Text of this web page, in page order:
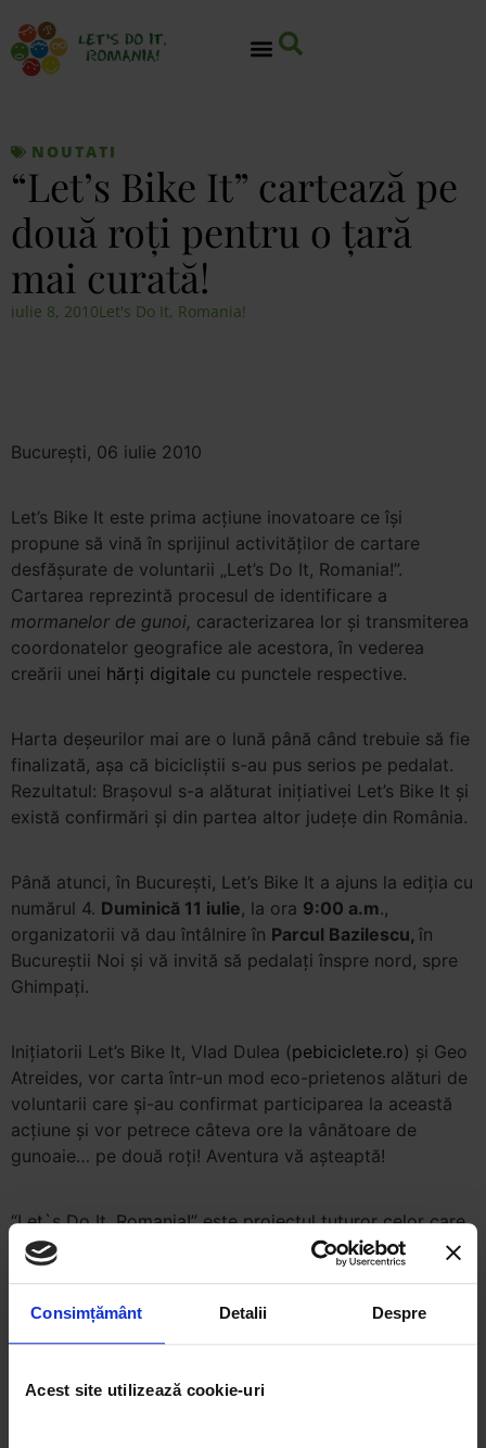
Consimțământ Detalii Despre
Acest site utilizează cookie-uri
NOUTATI
“Let’s Bike It” cartează pe
două roţi pentru o ţară
mai curată!
iulie 8, 2010Let's Do It, Romania!
Bucureşti, 06 iulie 2010
Let’s Bike It este prima acţiune inovatoare ce îşi
propune să vină în sprijinul activităţilor de cartare
desfăşurate de voluntarii „Let’s Do It, Romania!”.
Cartarea reprezintă procesul de identificare a
mormanelor de gunoi, caracterizarea lor şi transmiterea
coordonatelor geografice ale acestora, în vederea
creării unei hărţi digitale cu punctele respective.
Harta deşeurilor mai are o lună până când trebuie să fie
finalizată, aşa că bicicliştii s-au pus serios pe pedalat.
Rezultatul: Braşovul s-a alăturat iniţiativei Let’s Bike It şi
există confirmări şi din partea altor judeţe din România.
Până atunci, în Bucureşti, Let’s Bike It a ajuns la ediţia cu
numărul 4. Duminică 11 iulie, la ora 9:00 a.m.,
organizatorii vă dau întâlnire în Parcul Bazilescu, în
Bucureştii Noi şi vă invită să pedalaţi înspre nord, spre
Ghimpaţi.
Iniţiatorii Let’s Bike It, Vlad Dulea (pebiciclete.ro) şi Geo
Atreides, vor carta într-un mod eco-prietenos alături de
voluntarii care şi-au confirmat participarea la această
acţiune şi vor petrece câteva ore la vânătoare de
gunoaie… pe două roţi! Aventura vă aşteaptă!
“Let`s Do It, Romania!” este proiectul tuturor celor care
cred că în România se întâmplă şi lucruri pozitive, atunci
când fiecare este dispus să contribuie, chiar cu foarte